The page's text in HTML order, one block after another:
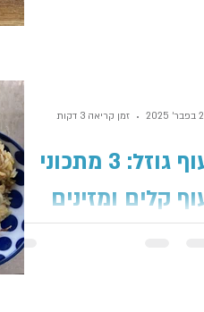
איך אני אוהבת את חג שבועות! כל הלובן
עוף גוזל: 3 מתכוני
קלים ומזינים
עובדות שעדיין רוצות להזין את עצמן ואת
2025 זמן קריאה 3 דקות